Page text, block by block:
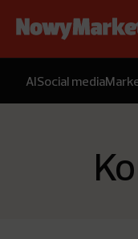
AISocial media